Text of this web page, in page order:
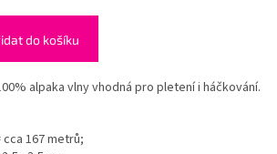
do košíku
alpaka vlny vhodná pro pletení i háčkování.
cca 167 metrů;